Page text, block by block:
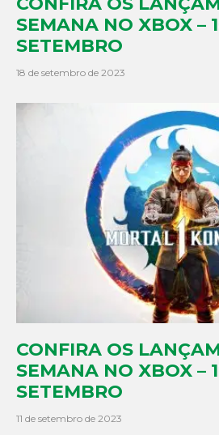
SEMANA NO XBOX –
SETEMBRO
18 de setembro de 2023
CONFIRA OS
SEMANA NO XBOX –
SETEMBRO
11 de setembro de 2023